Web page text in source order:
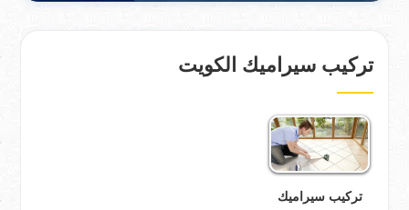
تركيب سيراميك الكويت
تركيب سيراميك